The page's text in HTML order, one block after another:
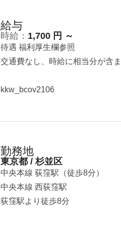
給与
時給： 1,700 円 ～
待遇 福利厚生欄参照
交通費なし、時給に相当分が含
kkw_bcov2106
勤務地
東京都 / 杉並区
中央本線 荻窪駅（徒歩8分）
中央本線 西荻窪駅
荻窪駅より徒歩8分